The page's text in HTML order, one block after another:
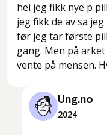
hei jeg fikk nye p
jeg fikk de av sa
før jeg tar første
gang. Men på
vente på mensen.
Ung.no
2024